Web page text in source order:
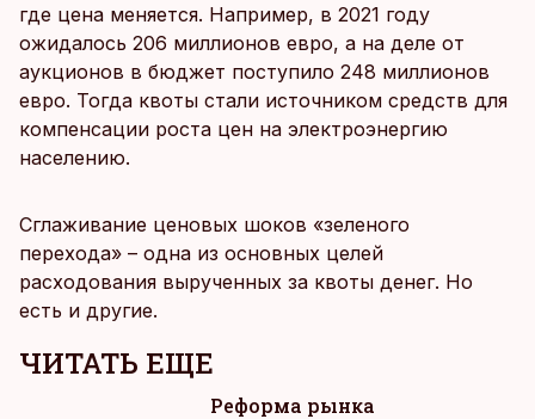
где цена меняется. Например, в 2021 году
ожидалось 206 миллионов евро, а на деле от
аукционов в бюджет поступило 248 миллионов
евро. Тогда квоты стали источником средств для
компенсации роста цен на электроэнергию
населению.
Сглаживание ценовых шоков «зеленого
перехода» – одна из основных целей
расходования вырученных за квоты денег. Но
есть и другие.
ЧИТАТЬ ЕЩЕ
Реформа рынка